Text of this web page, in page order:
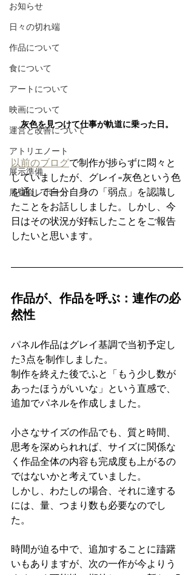
お知らせ
日々の切れ端
作品について
食について
アートについて
映画について
運営と改善について
アトリエノート
展示準備
展覧会レポート
灰色を見つけて仕事が軌道に乗った日。
以前のブログで制作が捗らずに悶々と
していましたが、グレイ=灰色という色
を通して自分自身の「弱点」を認識し
たことをお話ししました。しかし、今
日はその状況が好転したことをご報告
したいと思います。
作品が、作品を呼ぶ：連作の必
然性
パネル作品はグレイ基調で当初予定し
た3点を制作しました。
制作を終えた後でふと「もう少し数が
あったほうがいいな」という直感で、
追加でパネルを作成しました。
小さなサイズの作品でも、質と時間、
思考を深められれば、サイズに関係な
く作品全体の内容も完成度も上がるの
ではないかと考えていました。
しかし、わたしの場合、それに達する
には、量、つまり数も必要なのでし
た。
時間が迫る中で、追加することに躊躇
いもありますが、次の一作が今よりう